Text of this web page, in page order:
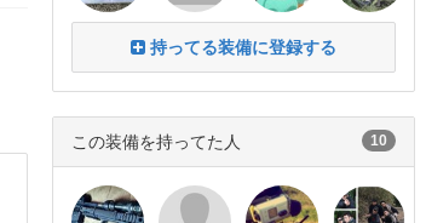
持ってる装備に登録する
この装備を持ってた人 10